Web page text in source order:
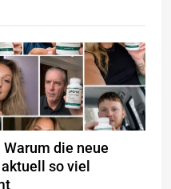
die neue
so viel